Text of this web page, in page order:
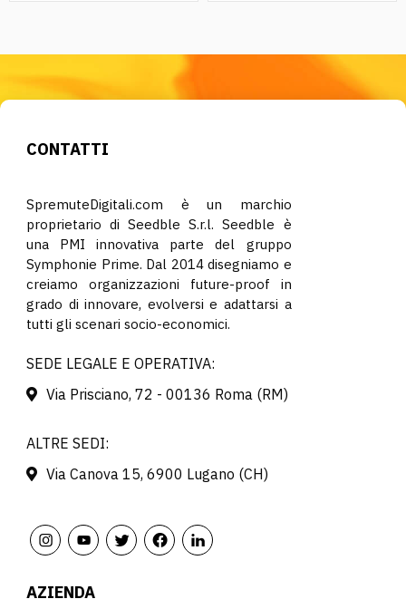
CONTATTI
SpremuteDigitali.com è un marchio
proprietario di Seedble S.r.l. Seedble è
una PMI innovativa parte del gruppo
Symphonie Prime. Dal 2014 disegniamo e
creiamo organizzazioni future-proof in
grado di innovare, evolversi e adattarsi a
tutti gli scenari socio-economici.
SEDE LEGALE E OPERATIVA:
Via Prisciano, 72 - 00136 Roma (RM)
ALTRE SEDI:
Via Canova 15, 6900 Lugano (CH)
AZIENDA